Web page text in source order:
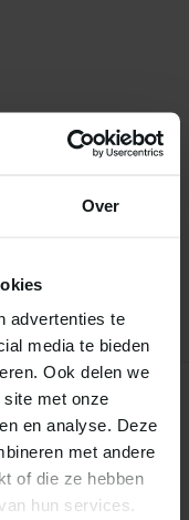
Over
advertenties te
media te bieden
Ook delen we
met onze
en analyse. Deze
met andere
of die ze hebben
hun services.